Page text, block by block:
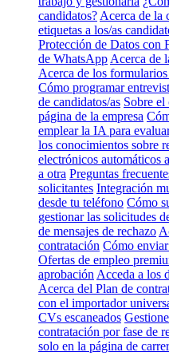
candidatos? Acerca de la
etiquetas a los/as
Protección de Datos con
de WhatsApp Acerca de
Acerca de los
Cómo programar
de candidatos/as Sobre el
página de la empresa
emplear la IA para
los conocimientos sobre
electrónicos automáticos
a otra Preguntas
solicitantes Integración
desde tu teléfono Cómo
gestionar las solicitudes
de mensajes de rechazo
contratación Cómo enviar
Ofertas de empleo
aprobación Acceda a los
Acerca del Plan de
con el importador
CVs escaneados
contratación por fase de
solo en la página de